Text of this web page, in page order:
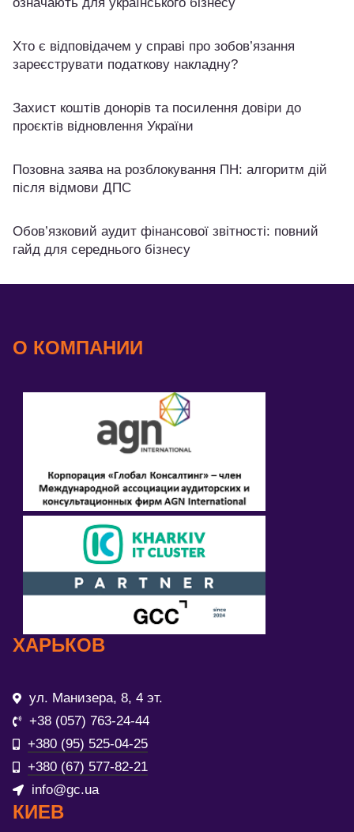
Хто є відповідачем у справі про зобов’язання
зареєструвати податкову накладну?
Захист коштів донорів та посилення довіри до
проєктів відновлення України
Позовна заява на розблокування ПН: алгоритм дій
після відмови ДПС
Обов’язковий аудит фінансової звітності: повний
гайд для середнього бізнесу
О КОМПАНИИ
ХАРЬКОВ
ул. Манизера, 8, 4 эт.
+38 (057) 763-24-44
+380 (95) 525-04-25
+380 (67) 577-82-21
info@gc.ua
КИЕВ